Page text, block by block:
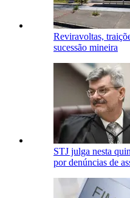
Reviravoltas,
sucessão mineira
STJ julga nesta
por denúncias de